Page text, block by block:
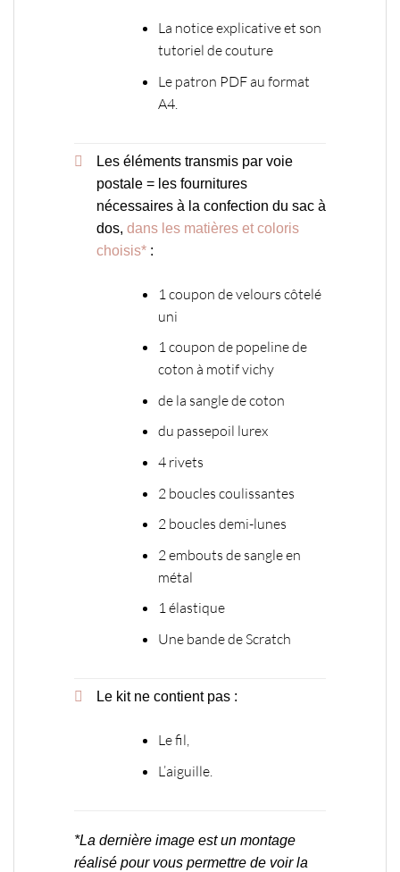
La notice explicative et son
tutoriel de couture
Le patron PDF au format
A4.
Les éléments transmis par voie
postale = les fournitures
nécessaires à la confection du sac à
dos, dans les matières et coloris
choisis*:
1 coupon de velours côtelé
uni
1 coupon de popeline de
coton à motif vichy
de la sangle de coton
du passepoil lurex
4 rivets
2 boucles coulissantes
2 boucles demi-lunes
2 embouts de sangle en
métal
1 élastique
Une bande de Scratch
Le kit ne contient pas :
Le fil,
L’aiguille.
*La dernière image est un montage
réalisé pour vous permettre de voir la